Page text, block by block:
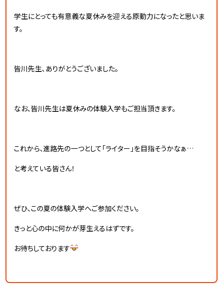
学生にとっても有意義な夏休みを迎える原動力になったと思いま
す。
皆川先生、ありがとうございました。
なお、皆川先生は夏休みの体験入学もご担当頂きます。
これから、進路先の一つとして「ライター」を目指そうかなぁ…
と考えている皆さん！
ぜひ、この夏の体験入学へご参加ください。
きっと心の中に何かが芽生えるはずです。
お待ちしております